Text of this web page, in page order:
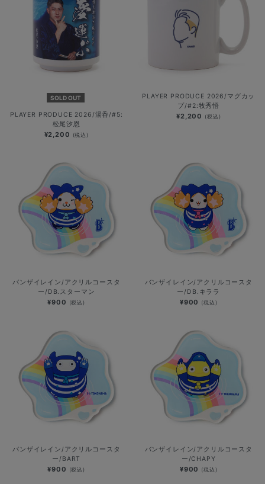
SOLD OUT
PLAYER PRODUCE 2026/湯呑/#5:
松尾汐恩
¥2,200 (税込)
PLAYER PRODUCE 2026/マグカッ
プ/#2:牧秀悟
¥2,200 (税込)
バンザイレイン/アクリルコースタ
ー/DB.スターマン
¥900 (税込)
バンザイレイン/アクリルコースタ
ー/DB.キララ
¥900 (税込)
バンザイレイン/アクリルコースタ
ー/BART
¥900 (税込)
バンザイレイン/アクリルコースタ
ー/CHAPY
¥900 (税込)